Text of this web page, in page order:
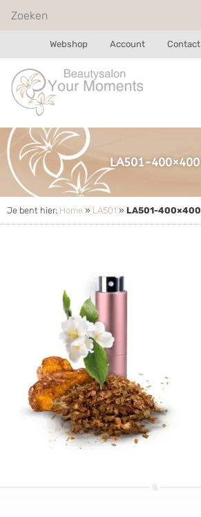
Webshop Account Contact
LA501-400×400
Je bent hier: Home » LA501 » LA501-400×400